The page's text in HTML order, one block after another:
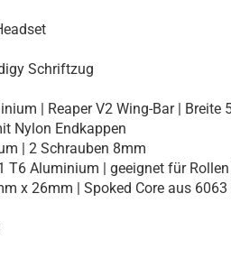
Schriftzug
| Reaper V2 Wing-Bar | Breite
Nylon Endkappen
| 2 Schrauben 8mm
T6 Aluminium | geeignet für
x 26mm | Spoked Core aus